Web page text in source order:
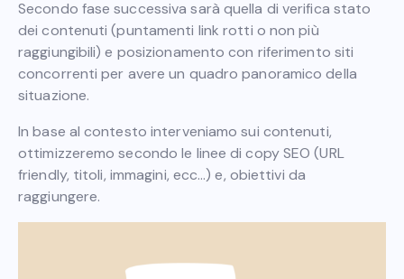
Secondo fase successiva sarà quella di verifica stato
dei contenuti (puntamenti link rotti o non più
raggiungibili) e posizionamento con riferimento siti
concorrenti per avere un quadro panoramico della
situazione.
In base al contesto interveniamo sui contenuti,
ottimizzeremo secondo le linee di copy SEO (URL
friendly, titoli, immagini, ecc…) e, obiettivi da
raggiungere.